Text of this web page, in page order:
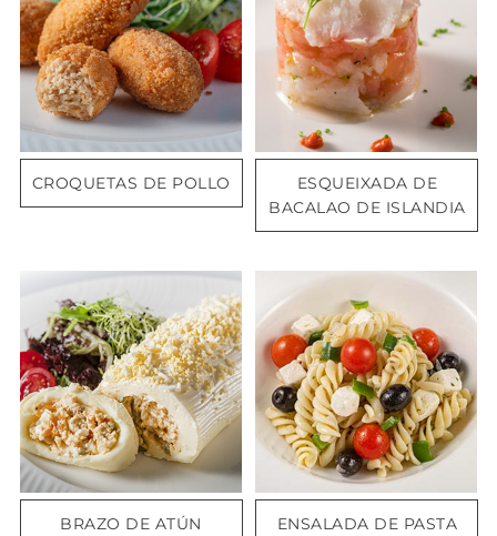
CROQUETAS DE POLLO
ESQUEIXADA DE
BACALAO DE ISLANDIA
BRAZO DE ATÚN
ENSALADA DE PASTA